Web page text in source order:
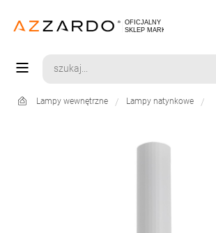
Lampy wewnętrzne Lampy natynkowe